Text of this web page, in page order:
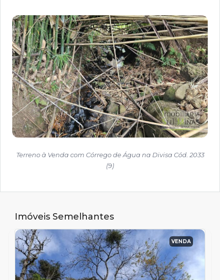
Terreno à Venda com Córrego de Água na Divisa Cód. 2033
(9)
Imóveis Semelhantes
VENDA